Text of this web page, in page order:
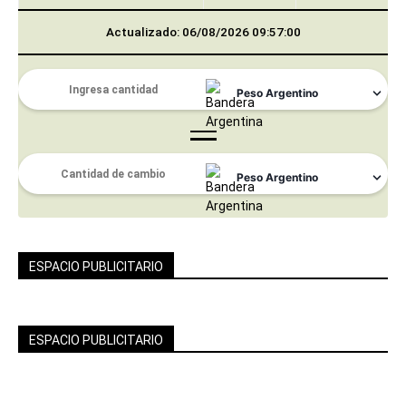
Actualizado: 06/08/2026 09:57:00
ESPACIO PUBLICITARIO
ESPACIO PUBLICITARIO